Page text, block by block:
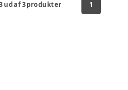
ud af3produkter 1